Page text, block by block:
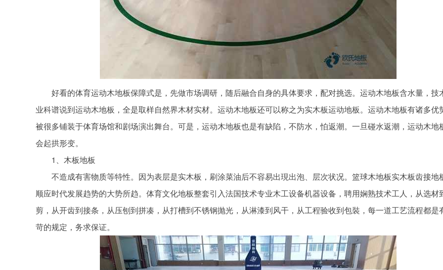
好看的体育运动木地板保障式是，先做市场调研，随后融合自身的具体要求，配对挑选。运动木地板含水量，技
业科谱说到运动木地板，全是取样自然界木材实材。运动木地板还可以称之为实木板运动地板。运动木地板有诸多优
被很多铺装于体育场馆和剧场演出舞台。可是，运动木地板也是有缺陷，不防水，怕返潮。一旦碰水返潮，运动木地
会起拱形变。
1、木板地板
不造成有害物质等特性。因为表层是实木板，刷涂菜油后不容易出現出泡、层次状况。篮球木地板实木板齿接地
顺应时代发展趋势的大势所趋。体育文化地板整套引入法国技术专业木工设备机器设备，聘用娴熟技术工人，从选材
剪，从开齿到接条，从压刨到拼凑，从打槽到不锈钢抛光，从淋漆到风干，从工程验收到包裝，每一道工艺流程都是
苛的规定，务求保证。